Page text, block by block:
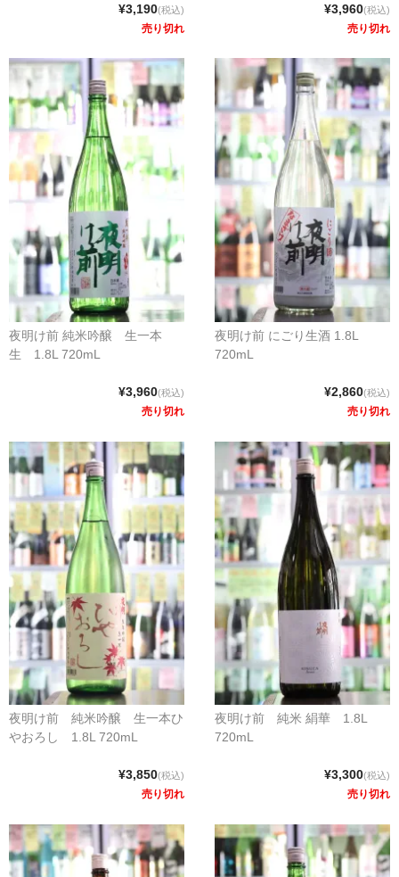
¥3,190(税込)
売り切れ
¥3,960(税込)
売り切れ
夜明け前 純米吟醸 生一本
生 1.8L 720mL
¥3,960(税込)
売り切れ
夜明け前 にごり生酒 1.8L
720mL
¥2,860(税込)
売り切れ
夜明け前 純米吟醸 生一本ひ
やおろし 1.8L 720mL
¥3,850(税込)
売り切れ
夜明け前 純米 絹華 1.8L
720mL
¥3,300(税込)
売り切れ